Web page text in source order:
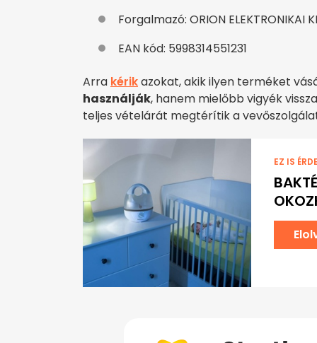
Forgalmazó: ORION ELEKTRONIKAI
EAN kód: 5998314551231
Arra kérikazokat, akik ilyen terméket
használják, hanem mielőbb vigyék
teljes vételárát megtérítik a
EZ IS